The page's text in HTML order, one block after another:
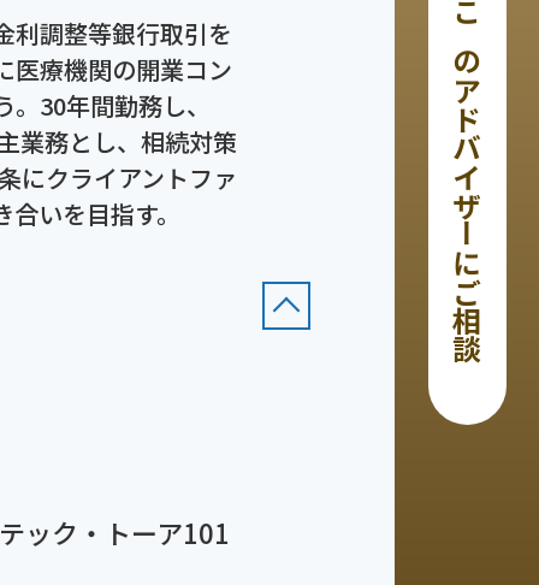
利調整等銀行取引を
医療機関の開業コン
30年間勤務し、
業務とし、相続対策
にクライアントファ
いを目指す。
ック・トーア101
このアドバイザーにご相談